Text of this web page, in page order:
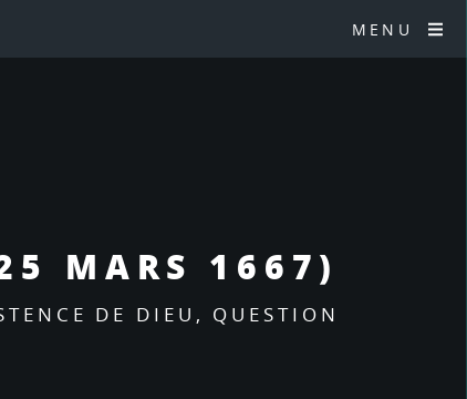
MENU
MARS 1667)
DE DIEU, QUESTION